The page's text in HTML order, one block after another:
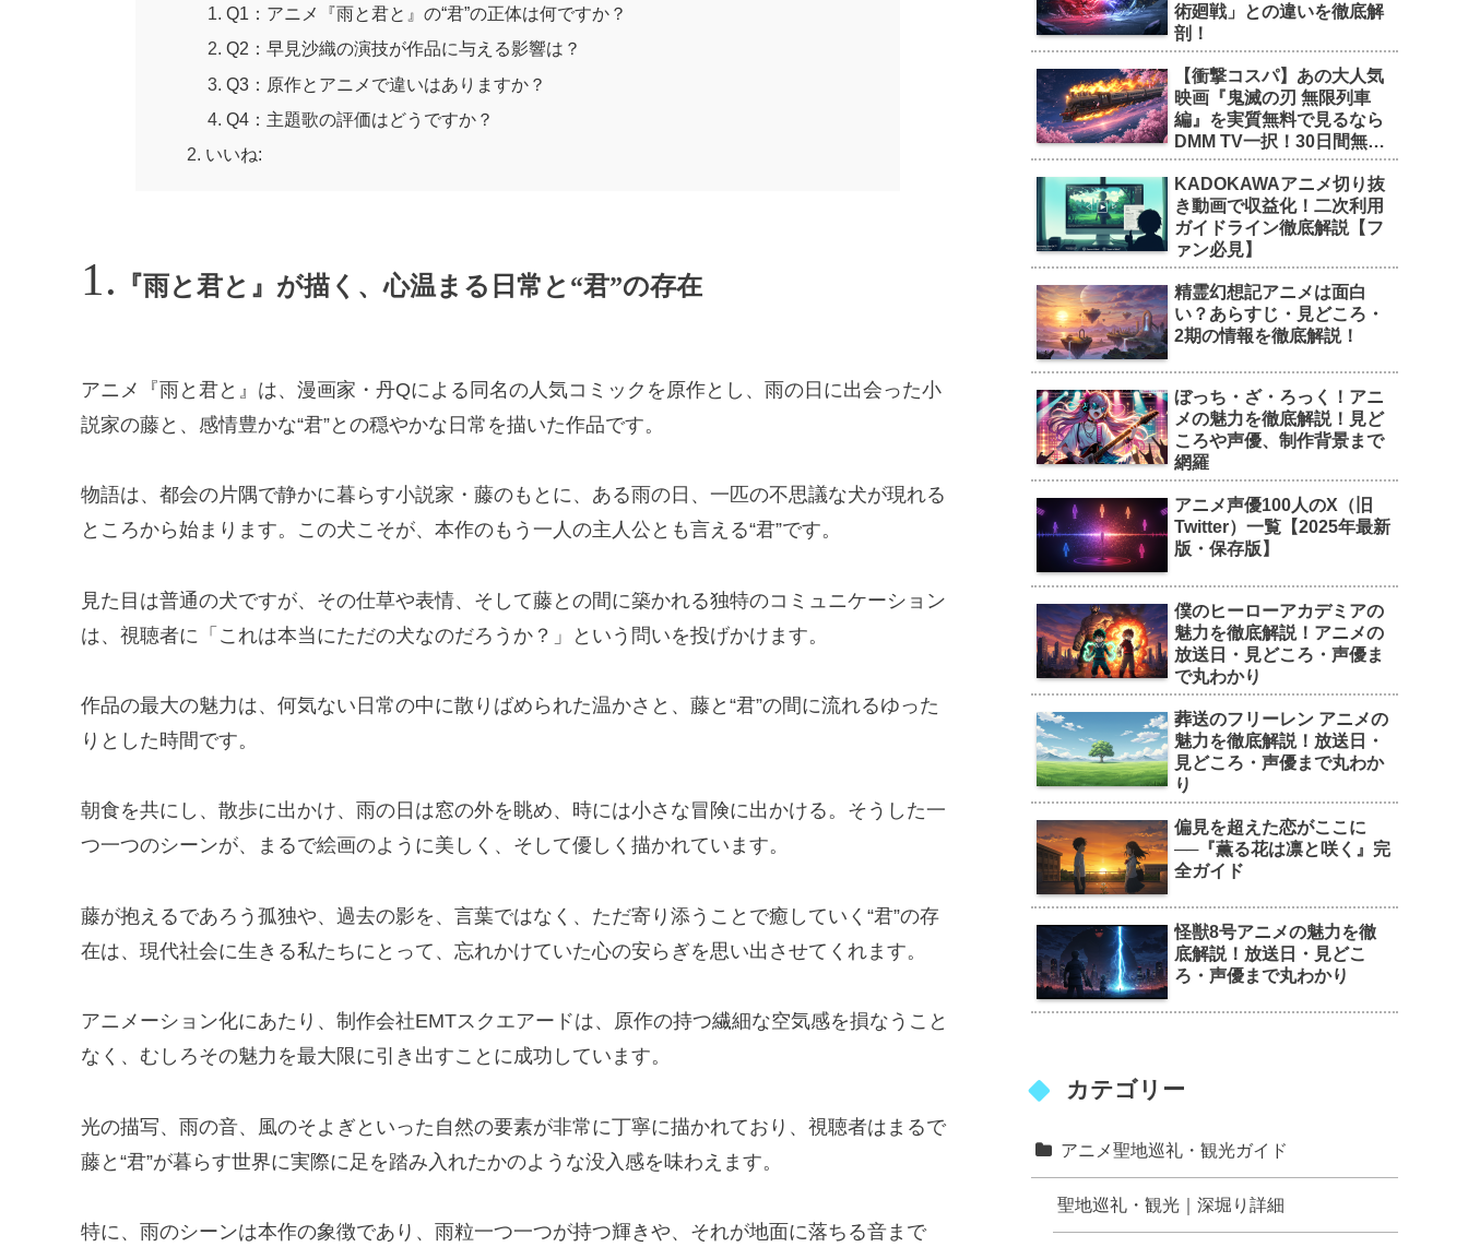
Q1：アニメ『雨と君と』の“君”の正体は何ですか？
Q2：早見沙織の演技が作品に与える影響は？
Q3：原作とアニメで違いはありますか？
Q4：主題歌の評価はどうですか？
いいね:
『雨と君と』が描く、心温まる日常と“君”の存在
アニメ『雨と君と』は、漫画家・丹Qによる同名の人気コミックを原作とし、雨の日に出会った小
説家の藤と、感情豊かな“君”との穏やかな日常を描いた作品です。
物語は、都会の片隅で静かに暮らす小説家・藤のもとに、ある雨の日、一匹の不思議な犬が現れる
ところから始まります。この犬こそが、本作のもう一人の主人公とも言える“君”です。
見た目は普通の犬ですが、その仕草や表情、そして藤との間に築かれる独特のコミュニケーション
は、視聴者に「これは本当にただの犬なのだろうか？」という問いを投げかけます。
作品の最大の魅力は、何気ない日常の中に散りばめられた温かさと、藤と“君”の間に流れるゆった
りとした時間です。
朝食を共にし、散歩に出かけ、雨の日は窓の外を眺め、時には小さな冒険に出かける。そうした一
つ一つのシーンが、まるで絵画のように美しく、そして優しく描かれています。
藤が抱えるであろう孤独や、過去の影を、言葉ではなく、ただ寄り添うことで癒していく“君”の存
在は、現代社会に生きる私たちにとって、忘れかけていた心の安らぎを思い出させてくれます。
アニメーション化にあたり、制作会社EMTスクエアードは、原作の持つ繊細な空気感を損なうこと
なく、むしろその魅力を最大限に引き出すことに成功しています。
光の描写、雨の音、風のそよぎといった自然の要素が非常に丁寧に描かれており、視聴者はまるで
藤と“君”が暮らす世界に実際に足を踏み入れたかのような没入感を味わえます。
特に、雨のシーンは本作の象徴であり、雨粒一つ一つが持つ輝きや、それが地面に落ちる音まで
術廻戦」との違いを徹底解
剖！
【衝撃コスパ】あの大人気
映画『鬼滅の刃 無限列車
編』を実質無料で見るなら
DMM TV一択！30日間無料
トライアルの魅力を徹底解
剖！
KADOKAWAアニメ切り抜
き動画で収益化！二次利用
ガイドライン徹底解説【フ
ァン必見】
精霊幻想記アニメは面白
い？あらすじ・見どころ・
2期の情報を徹底解説！
ぼっち・ざ・ろっく！アニ
メの魅力を徹底解説！見ど
ころや声優、制作背景まで
網羅
アニメ声優100人のX（旧
Twitter）一覧【2025年最新
版・保存版】
僕のヒーローアカデミアの
魅力を徹底解説！アニメの
放送日・見どころ・声優ま
で丸わかり
葬送のフリーレン アニメの
魅力を徹底解説！放送日・
見どころ・声優まで丸わか
り
偏見を超えた恋がここに
──『薫る花は凛と咲く』完
全ガイド
怪獣8号アニメの魅力を徹
底解説！放送日・見どこ
ろ・声優まで丸わかり
カテゴリー
アニメ聖地巡礼・観光ガイド
聖地巡礼・観光｜深堀り詳細